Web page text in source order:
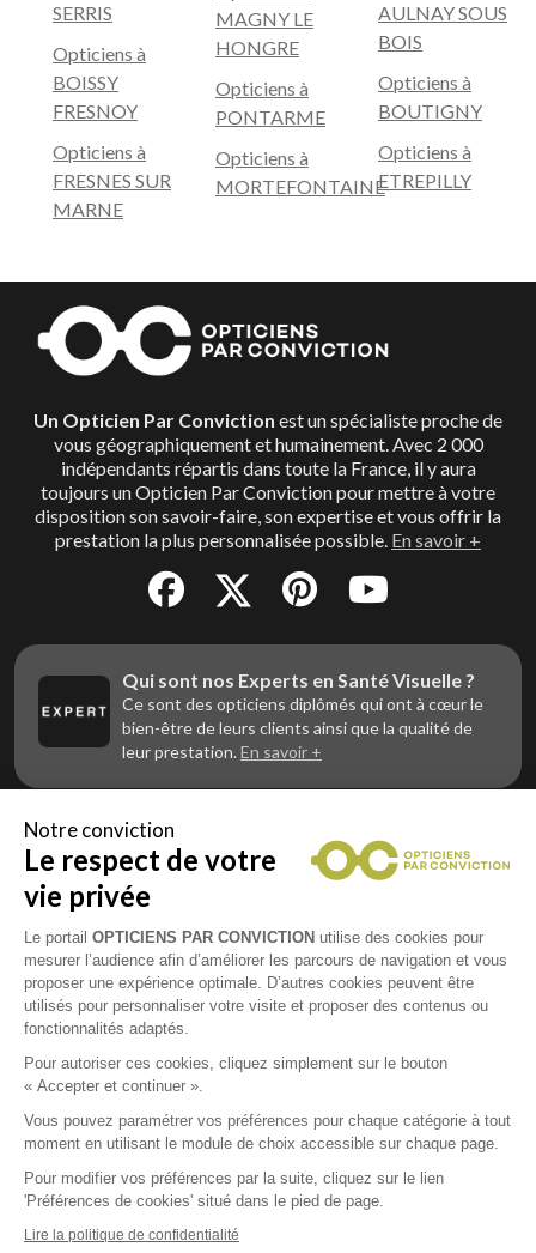
SERRIS
Opticiens à
BOISSY
FRESNOY
Opticiens à
FRESNES SUR
MARNE
MAGNY LE
HONGRE
Opticiens à
PONTARME
Opticiens à
MORTEFONTAINE
AULNAY SOUS
BOIS
Opticiens à
BOUTIGNY
Opticiens à
ETREPILLY
Un Opticien Par Conviction est un spécialiste proche de
vous géographiquement et humainement. Avec 2 000
indépendants répartis dans toute la France, il y aura
toujours un Opticien Par Conviction pour mettre à votre
disposition son savoir-faire, son expertise et vous offrir la
prestation la plus personnalisée possible. En savoir +
Qui sont nos Experts en Santé Visuelle ?
Ce sont des opticiens diplômés qui ont à cœur le
bien-être de leurs clients ainsi que la qualité de
leur prestation. En savoir +
Vous êtes un professionnel de la vue et
vous souhaitez nous rejoindre ?
Contactez Alliance Optic, la centrale d’achats et
d’accompagnement des opticiens indépendants
Contacts
Notre conviction
Le respect de votre
vie privée
Le portail OPTICIENS PAR CONVICTION utilise des cookies pour
mesurer l’audience afin d’améliorer les parcours de navigation et vous
proposer une expérience optimale. D’autres cookies peuvent être
utilisés pour personnaliser votre visite et proposer des contenus ou
fonctionnalités adaptés.
Pour autoriser ces cookies, cliquez simplement sur le bouton
« Accepter et continuer ».
Vous pouvez paramétrer vos préférences pour chaque catégorie à tout
moment en utilisant le module de choix accessible sur chaque page.
Pour modifier vos préférences par la suite, cliquez sur le lien
'Préférences de cookies' situé dans le pied de page.
Lire la politique de confidentialité